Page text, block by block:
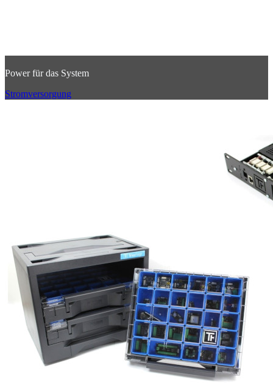
Power für das System
Stromversorgung